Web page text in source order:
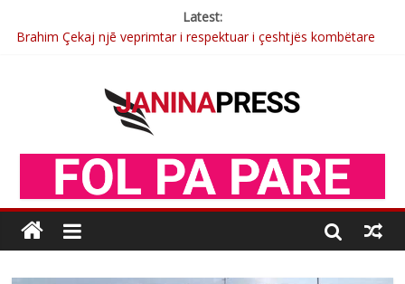
Latest:
Brahim Çekaj njē veprimtar i respektuar i çeshtjës kombëtare
Çlirimtari Agron Gërvalla me takime pune në atdhe të shoqerisë
Mimoza Gjoni artiste e mirëfilltë e këngës shqiptare
Nga Elmije Ajazi e nderuar